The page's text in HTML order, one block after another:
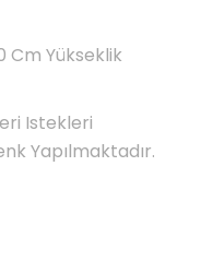
Cm Yükseklik
Istekleri
Yapılmaktadır.